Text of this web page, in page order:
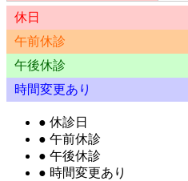
休日
午前休診
午後休診
時間変更あり
● 休診日
● 午前休診
● 午後休診
● 時間変更あり